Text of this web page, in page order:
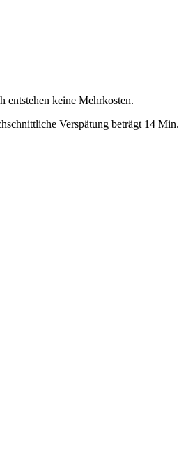
entstehen keine Mehrkosten.
Verspätung beträgt 14 Min.